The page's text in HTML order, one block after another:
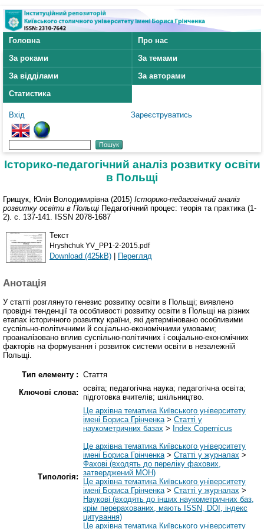
Головна
Про нас
За роками
За темами
За відділами
За авторами
Статистика
Вхід Зареєструватись
Історико-педагогічний аналіз розвитку освіти
в Польщі
Грищук, Юлія Володимирівна (2015) Історико-педагогічний аналіз
розвитку освіти в Польщі Педагогічний процес: теорія та практика (1-
2). с. 137-141. ISSN 2078-1687
Текст
Hryshchuk YV_PP1-2-2015.pdf
Download (425kB) | Перегляд
Анотація
У статті розглянуто генезис розвитку освіти в Польщі; виявлено
провідні тенденції та особливості розвитку освіти в Польщі на різних
етапах історичного розвитку країни, які детерміновано особливими
суспільно-політичними й соціально-економічними умовами;
проаналізовано вплив суспільно-політичних і соціально-економічних
факторів на формування і розвиток системи освіти в незалежній
Польщі.
Тип елементу : Стаття
Ключові слова: освіта; педагогічна наука; педагогічна освіта;
підготовка вчителів; шкільництво.
Типологія:
Це архівна тематика Київського університету
імені Бориса Грінченка> Статті у
наукометричних базах > Index Copernicus
Це архівна тематика Київського університету
імені Бориса Грінченка> Статті у журналах >
Фахові (входять до переліку фахових,
затверджений МОН)
Це архівна тематика Київського університету
імені Бориса Грінченка> Статті у журналах >
Наукові (входять до інших наукометричних баз,
крім перерахованих, мають ISSN, DOI, індекс
цитування)
Це архівна тематика Київського університету